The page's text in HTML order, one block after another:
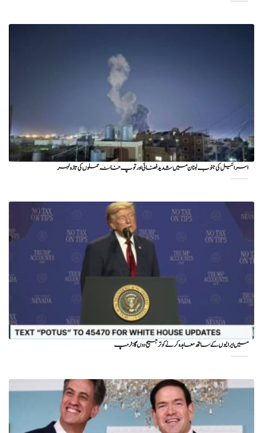
اسرائیل کی جنوب لبنان میں شدید فضائی اور توپ خانہ حملوں کی تازہ لہر
میں ایرانیوں کے ساتھ معاہدہ کرنے کو ترجیح دوں گا : ٹرمپ